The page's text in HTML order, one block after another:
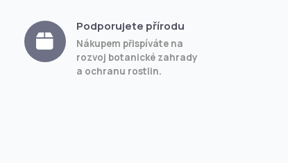
Podporujete přírodu
Nákupem přispíváte na
rozvoj botanické zahrady
a ochranu rostlin.